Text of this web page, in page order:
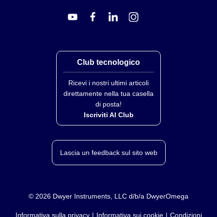
Temperatura di esercizio:
-40 a 85℃ (-40 a 185℉)
MECCANICHE
22.1 mm L x 96.7 mm P (0.87” x 3.80”)
Certificazioni: CE, EMC 2014/30/EU, LVD 2014/35/EU
Compatibilità:Compatibile con OEG, software di
Club tecnologico
Ricevi i nostri ultimi articoli
direttamente nella tua casella
di posta!
Iscriviti Al Club
Lascia un feedback sul sito web
© 2026 Dwyer Instruments, LLC d/b/a DwyerOmega
Informativa sulla privacy Informativa sui cookie Condizioni